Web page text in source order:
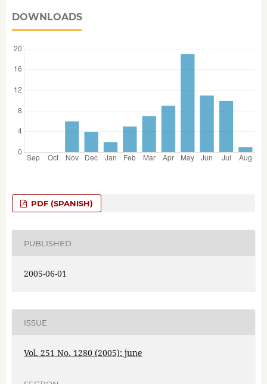
DOWNLOADS
PDF (SPANISH)
PUBLISHED
2005-06-01
ISSUE
Vol. 251 No. 1280 (2005): june